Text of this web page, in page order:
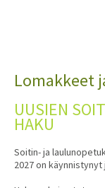
Lomakkeet
UUSIEN
HAKU
Soitin- ja
2027 on käynnistynyt